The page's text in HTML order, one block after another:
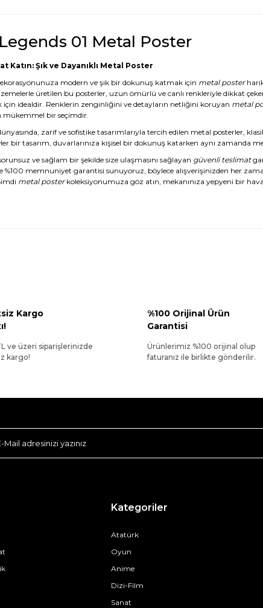
01 Metal Poster
Katın: Şık ve Dayanıklı Metal Poster
modern ve şık bir dokunuş katmak için metal poster
üretilen bu posterler, uzun ömürlü ve canlı renkleriyle dikkat
idealdir. Renklerin zenginliğini ve detayların netliğini koruyan metal
mükemmel bir seçimdir.
zarif ve sofistike tasarımlarıyla tercih edilen metal posterler,
bir tasarım, duvarlarınıza kişisel bir dokunuş katarken aynı zamanda
ve sağlam bir şekilde size ulaşmasını sağlayan güvenli teslimat
%100 memnuniyet garantisi sunuyoruz, böylece alışverişinizden her
metal posterkoleksiyonumuza göz atın, mekanınıza yepyeni bir
Kargo
ve üzeri siparişlerinizde
kargo!
%100 Orijinal Ürün
Garantisi
Ürünlerimiz %100 orijinal olup
faturanız ile birlikte gönderilir.
Kategoriler
Atatürk
Oyun
Anime
Dizi-Film
Sanat